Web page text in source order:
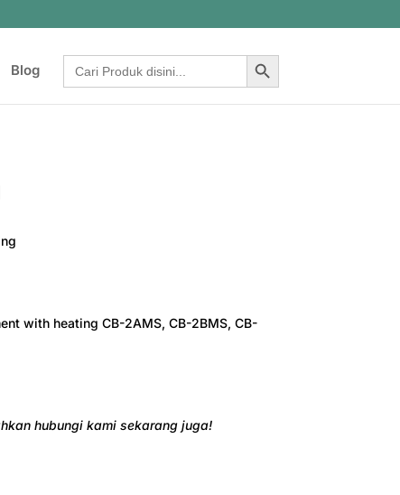
Blog
Search
for:
Search Button
with heating CB-2AMS, CB-2BMS, CB-
hubungi kami sekarang juga!